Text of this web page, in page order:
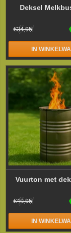
Deksel
€34,95
IN
Vuurton met
€49,95
IN